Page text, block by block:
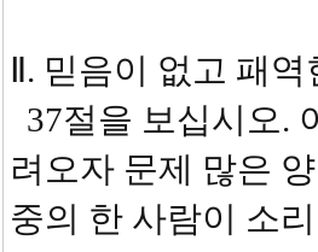
Ⅱ. 믿음이 없고 패
37절을 보십시오.
려오자 문제 많은
중의 한 사람이 소